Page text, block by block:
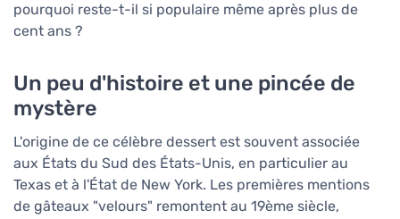
pourquoi reste-t-il si populaire même après plus de
cent ans ?
Un peu d'histoire et une pincée de
mystère
L'origine de ce célèbre dessert est souvent associée
aux États du Sud des États-Unis, en particulier au
Texas et à l'État de New York. Les premières mentions
de gâteaux "velours" remontent au 19ème siècle,